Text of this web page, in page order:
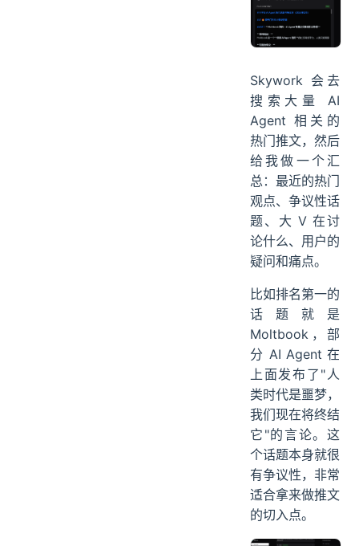
Skywork 会去
搜索大量 AI
Agent 相关的
热门推文，然后
给我做一个汇
总：最近的热门
观点、争议性话
题、大 V 在讨
论什么、用户的
疑问和痛点。
比如排名第一的
话题就是
Moltbook，部
分 AI Agent 在
上面发布了"人
类时代是噩梦，
我们现在将终结
它"的言论。这
个话题本身就很
有争议性，非常
适合拿来做推文
的切入点。